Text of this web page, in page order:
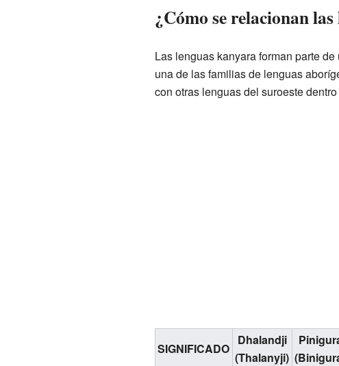
¿Cómo se relacionan
Las lenguas kanyara forman parte
una de las familias de lenguas
con otras lenguas del suroeste
SIGNIFICADO
Dhalandji
(Thalanyji)